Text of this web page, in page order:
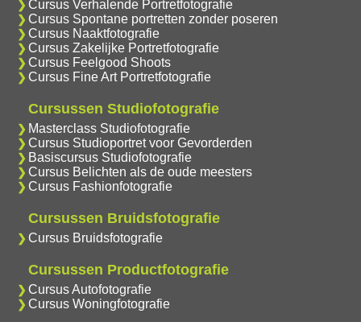
Cursus Verhalende Portretfotografie
Cursus Spontane portretten zonder poseren
Cursus Naaktfotografie
Cursus Zakelijke Portretfotografie
Cursus Feelgood Shoots
Cursus Fine Art Portretfotografie
Cursussen Studiofotografie
Masterclass Studiofotografie
Cursus Studioportret voor Gevorderden
Basiscursus Studiofotografie
Cursus Belichten als de oude meesters
Cursus Fashionfotografie
Cursussen Bruidsfotografie
Cursus Bruidsfotografie
Cursussen Productfotografie
Cursus Autofotografie
Cursus Woningfotografie